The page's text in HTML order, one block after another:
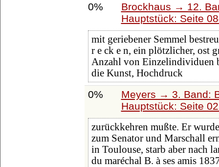
0%
Brockhaus → 12.
Hauptstück: Seite
mit geriebener Semmel
r e ck e n, ein plötzlicher, ost
Anzahl von Einzelindividuen
die Kunst, Hochdruck
0%
Meyers → 3. Band:
Hauptstück: Seite
zurückkehren mußte. Er
zum Senator und Marschall
in Toulouse, starb aber nach
du maréchal B. à ses amis